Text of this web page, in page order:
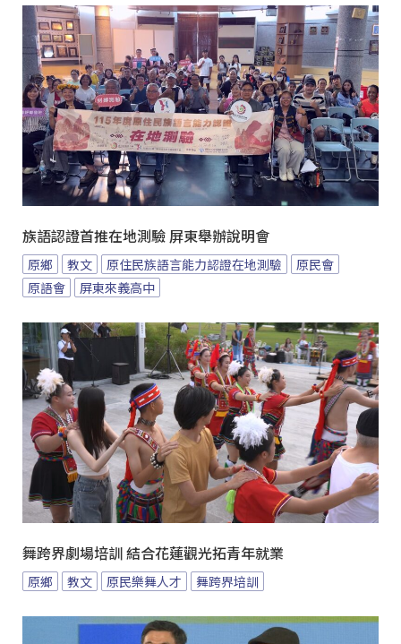
族語認證首推在地測驗 屏東舉辦說明會
原鄉 教文 原住民族語言能力認證在地測驗
原民會
原語會
屏東來義高中
舞跨界劇場培訓 結合花蓮觀光拓青年就業
原鄉 教文 原民樂舞人才 舞跨界培訓